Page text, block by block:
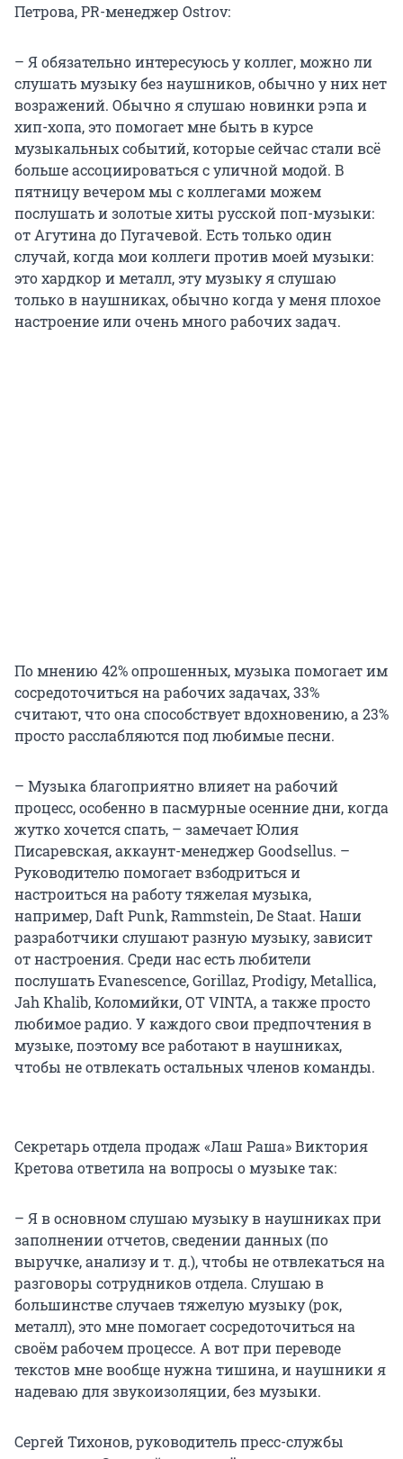
Петрова, PR-менеджер Ostrov:
– Я обязательно интересуюсь у коллег, можно ли
слушать музыку без наушников, обычно у них нет
возражений. Обычно я слушаю новинки рэпа и
хип-хопа, это помогает мне быть в курсе
музыкальных событий, которые сейчас стали всё
больше ассоциироваться с уличной модой. В
пятницу вечером мы с коллегами можем
послушать и золотые хиты русской поп-музыки:
от Агутина до Пугачевой. Есть только один
случай, когда мои коллеги против моей музыки:
это хардкор и металл, эту музыку я слушаю
только в наушниках, обычно когда у меня плохое
настроение или очень много рабочих задач.
По мнению 42% опрошенных, музыка помогает им
сосредоточиться на рабочих задачах, 33%
считают, что она способствует вдохновению, а 23%
просто расслабляются под любимые песни.
– Музыка благоприятно влияет на рабочий
процесс, особенно в пасмурные осенние дни, когда
жутко хочется спать, – замечает Юлия
Писаревская, аккаунт-менеджер Goodsellus. –
Руководителю помогает взбодриться и
настроиться на работу тяжелая музыка,
например, Daft Punk, Rammstein, De Staat. Наши
разработчики слушают разную музыку, зависит
от настроения. Среди нас есть любители
послушать Evanescence, Gorillaz, Prodigy, Metallica,
Jah Khalib, Коломийки, OT VINTA, а также просто
любимое радио. У каждого свои предпочтения в
музыке, поэтому все работают в наушниках,
чтобы не отвлекать остальных членов команды.
Секретарь отдела продаж «Лаш Раша» Виктория
Кретова ответила на вопросы о музыке так:
– Я в основном слушаю музыку в наушниках при
заполнении отчетов, сведении данных (по
выручке, анализу и т. д.), чтобы не отвлекаться на
разговоры сотрудников отдела. Слушаю в
большинстве случаев тяжелую музыку (рок,
металл), это мне помогает сосредоточиться на
своём рабочем процессе. А вот при переводе
текстов мне вообще нужна тишина, и наушники я
надеваю для звукоизоляции, без музыки.
Сергей Тихонов, руководитель пресс-службы